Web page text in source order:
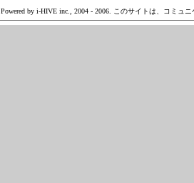
Powered by i-HIVE inc., 2004 - 2006. このサイトは、コミュ